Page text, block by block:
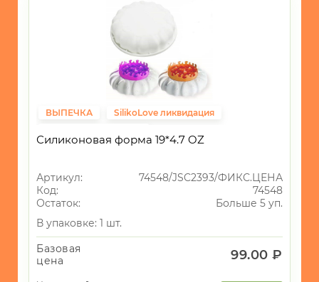
ВЫПЕЧКА
SilikoLove ликвидация
Силиконовая форма 19*4.7 OZ
Артикул:
74548/JSC2393/ФИКС.ЦЕНА
Код:
74548
Остаток:
Больше 5 уп.
В упаковке: 1 шт.
Базовая
цена
99.00 ₽